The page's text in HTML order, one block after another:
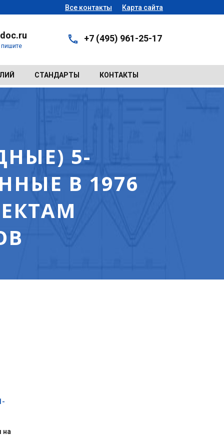
Все контакты Карта сайта
+7 (495) 961-25-17
СТАНДАРТЫ КОНТАКТЫ
5-
В 1976
на